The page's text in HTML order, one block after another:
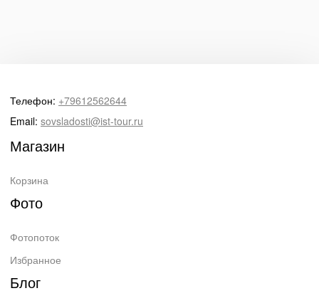
Телефон: +79612562644
Email: sovsladosti@ist-tour.ru
Магазин
Корзина
Фото
Фотопоток
Избранное
Блог